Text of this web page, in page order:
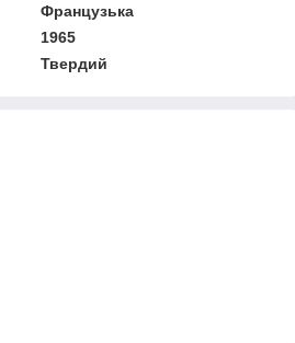
Французька
1965
Твердий